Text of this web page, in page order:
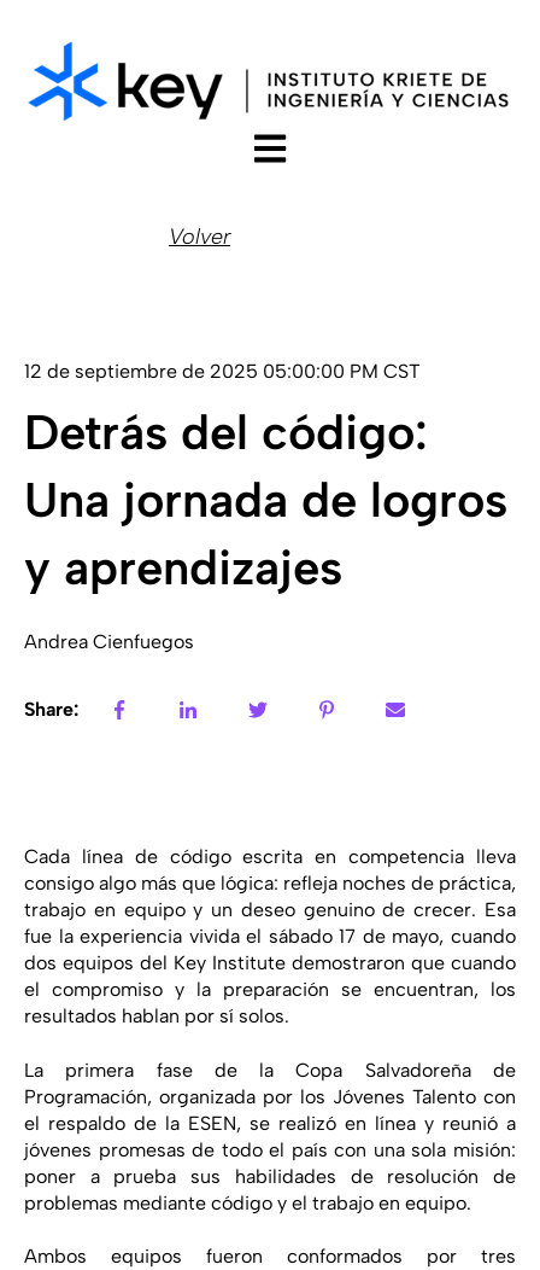
Open main navigation
Volver
12 de septiembre de 2025 05:00:00 PM CST
Detrás del código:
Una jornada de logros
y aprendizajes
Andrea Cienfuegos
Share:
Cada línea de código escrita en competencia lleva
consigo algo más que lógica: refleja noches de práctica,
trabajo en equipo y un deseo genuino de crecer. Esa
fue la experiencia vivida el sábado 17 de mayo, cuando
dos equipos del Key Institute demostraron que cuando
el compromiso y la preparación se encuentran, los
resultados hablan por sí solos.
La primera fase de la Copa Salvadoreña de
Programación, organizada por los Jóvenes Talento con
el respaldo de la ESEN, se realizó en línea y reunió a
jóvenes promesas de todo el país con una sola misión:
poner a prueba sus habilidades de resolución de
problemas mediante código y el trabajo en equipo.
Ambos equipos fueron conformados por tres